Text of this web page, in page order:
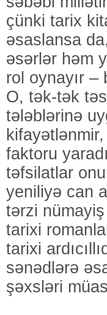
çünki tarix
əsaslansa
əsərlər həm
rol oynayır
O, tək-tək
tələblərinə
faktoru
təfsilatlar
yeniliyə can
tərzi
tarixi
tarixi
sənədlərə
şəxsləri